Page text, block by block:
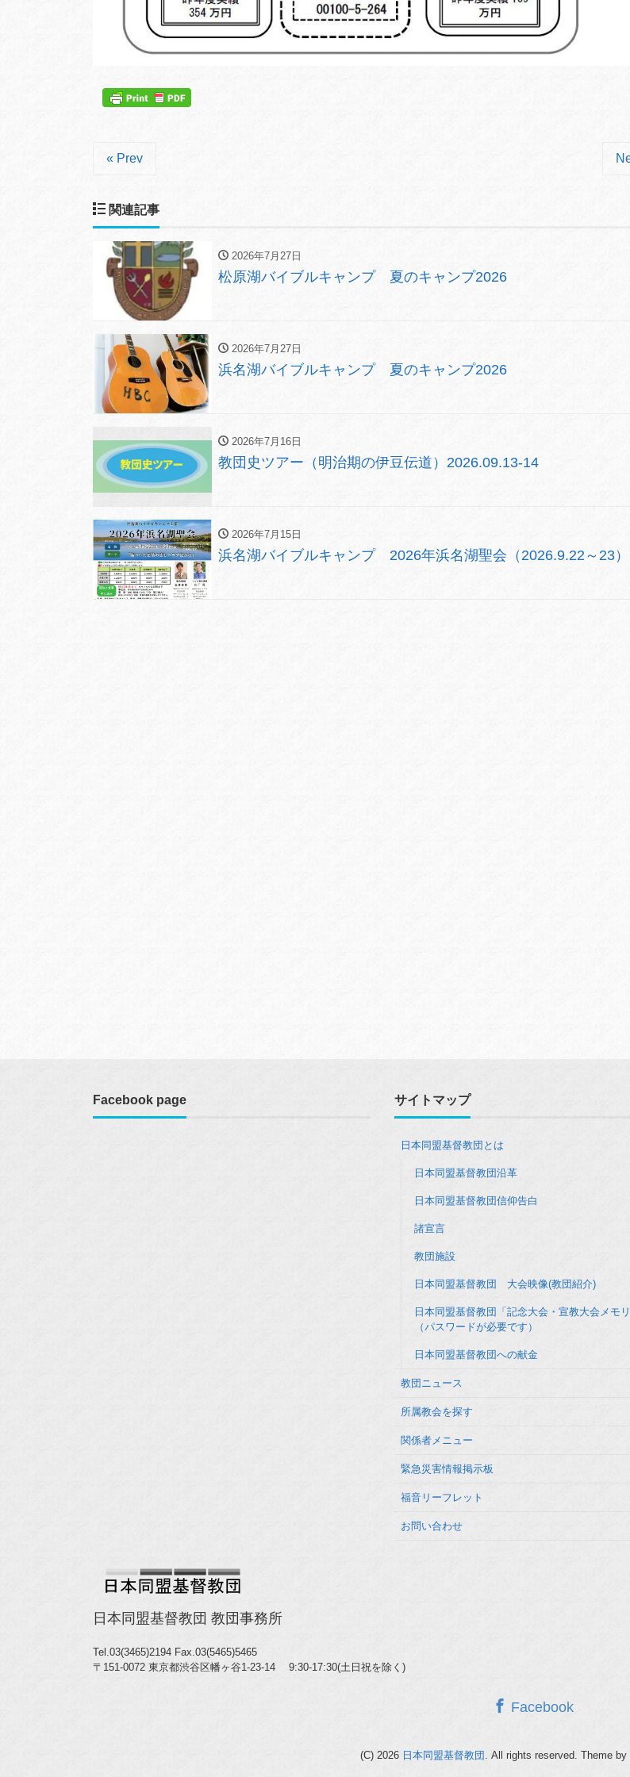
« Prev
関連記事
2026年7月27日
松原湖バイブルキャンプ 夏のキャンプ2026
2026年7月27日
浜名湖バイブルキャンプ 夏のキャンプ2026
2026年7月16日
教団史ツアー（明治期の伊豆伝道）2026.09.13-14
2026年7月15日
浜名湖バイブルキャンプ 2026年浜名湖聖会（2026.9.22～23）
Facebook page サイトマップ
日本同盟基督教団とは
日本同盟基督教団沿革
日本同盟基督教団信仰告白
諸宣言
教団施設
日本同盟基督教団 大会映像(教団紹介)
日本同盟基督教団「記念大会・宣教大会メモリ
（パスワードが必要です）
日本同盟基督教団への献金
教団ニュース
所属教会を探す
関係者メニュー
緊急災害情報掲示板
福音リーフレット
お問い合わせ
日本同盟基督教団 教団事務所
Tel.03(3465)2194 Fax.03(5465)5465
〒151-0072 東京都渋谷区幡ヶ谷1-23-14 9:30-17:30(土日祝を除く)
Facebook
(C) 2026 日本同盟基督教団 . All rights reserved. Theme by